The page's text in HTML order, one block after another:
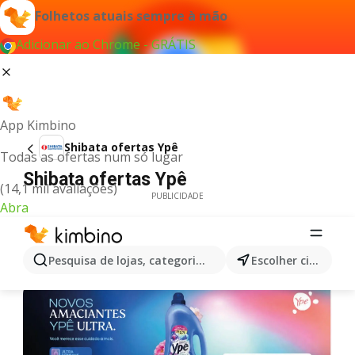
Folhetos atuais sempre à mão
Adicionar ao Chrome - GRÁTIS
App Kimbino
Todas as ofertas num só lugar
(14,1 mil avaliações)
Abra
Pesquisa de lojas, categorias,produtos... Escolher cidade
Shibata ofertas Ypê
Shibata ofertas Ypê
PUBLICIDADE